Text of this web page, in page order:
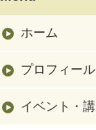
ホーム
プロフィール
イベント・